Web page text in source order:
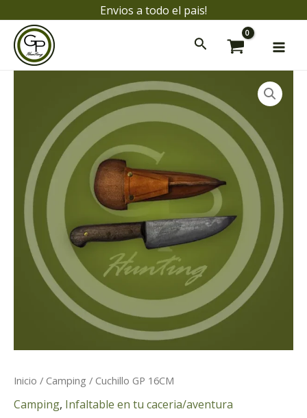
contenido
Envios a todo el pais!
Inicio / Camping / Cuchillo GP 16CM
Camping, Infaltable en tu caceria/aventura